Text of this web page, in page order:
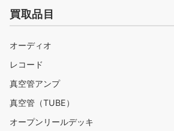
買取品目
オーディオ
レコード
真空管アンプ
真空管（TUBE）
オープンリールデッキ